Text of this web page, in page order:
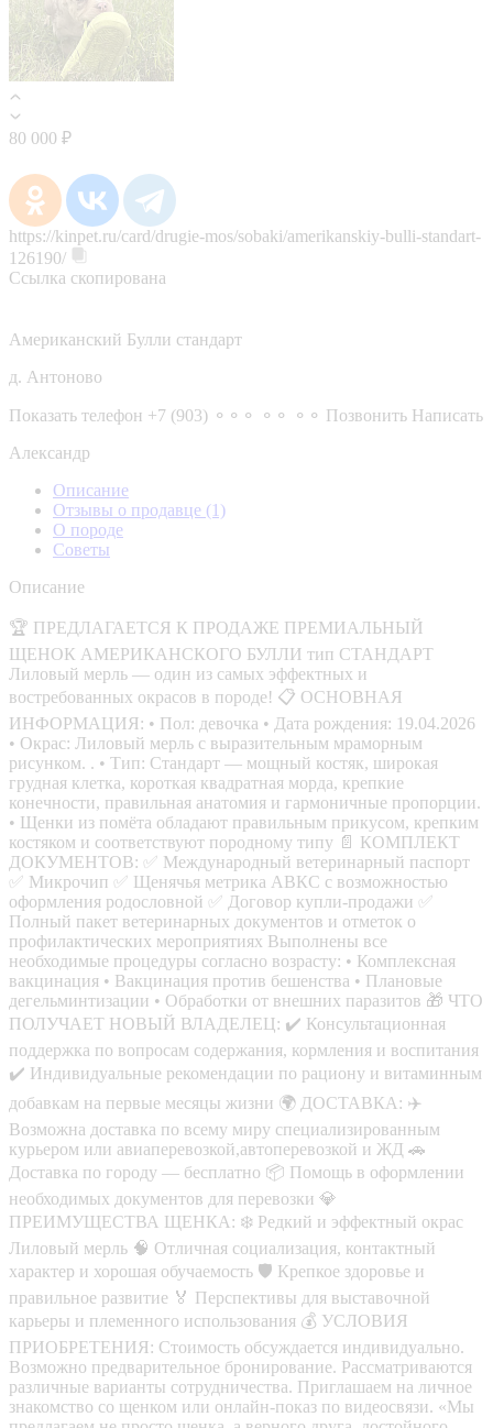
80 000 ₽
https://kinpet.ru/card/drugie-mos/sobaki/amerikanskiy-bulli-standart-
126190/
Ссылка скопирована
Американский Булли стандарт
д. Антоново
Показать телефон +7 (903) ⚬⚬⚬ ⚬⚬ ⚬⚬ Позвонить Написать
Александр
Описание
Отзывы о продавце (1)
О породе
Советы
Описание
🏆 ПРЕДЛАГАЕТСЯ К ПРОДАЖЕ ПРЕМИАЛЬНЫЙ
ЩЕНОК АМЕРИКАНСКОГО БУЛЛИ тип СТАНДАРТ
Лиловый мерль — один из самых эффектных и
востребованных окрасов в породе! 📋 ОСНОВНАЯ
ИНФОРМАЦИЯ: • Пол: девочка • Дата рождения: 19.04.2026
• Окрас: Лиловый мерль с выразительным мраморным
рисунком. . • Тип: Стандарт — мощный костяк, широкая
грудная клетка, короткая квадратная морда, крепкие
конечности, правильная анатомия и гармоничные пропорции.
• Щенки из помёта обладают правильным прикусом, крепким
костяком и соответствуют породному типу 📄 КОМПЛЕКТ
ДОКУМЕНТОВ: ✅ Международный ветеринарный паспорт
✅ Микрочип ✅ Щенячья метрика АВКС с возможностью
оформления родословной ✅ Договор купли-продажи ✅
Полный пакет ветеринарных документов и отметок о
профилактических мероприятиях Выполнены все
необходимые процедуры согласно возрасту: • Комплексная
вакцинация • Вакцинация против бешенства • Плановые
дегельминтизации • Обработки от внешних паразитов 🎁 ЧТО
ПОЛУЧАЕТ НОВЫЙ ВЛАДЕЛЕЦ: ✔️ Консультационная
поддержка по вопросам содержания, кормления и воспитания
✔️ Индивидуальные рекомендации по рациону и витаминным
добавкам на первые месяцы жизни 🌍 ДОСТАВКА: ✈️
Возможна доставка по всему миру специализированным
курьером или авиаперевозкой,автоперевозкой и ЖД 🚗
Доставка по городу — бесплатно 📦 Помощь в оформлении
необходимых документов для перевозки 💎
ПРЕИМУЩЕСТВА ЩЕНКА: ❄️ Редкий и эффектный окрас
Лиловый мерль 🧠 Отличная социализация, контактный
характер и хорошая обучаемость 🛡️ Крепкое здоровье и
правильное развитие 🏅 Перспективы для выставочной
карьеры и племенного использования 💰 УСЛОВИЯ
ПРИОБРЕТЕНИЯ: Стоимость обсуждается индивидуально.
Возможно предварительное бронирование. Рассматриваются
различные варианты сотрудничества. Приглашаем на личное
знакомство со щенком или онлайн-показ по видеосвязи. «Мы